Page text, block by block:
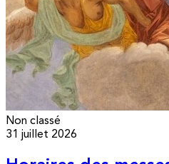
Non classé
31 juillet 2026